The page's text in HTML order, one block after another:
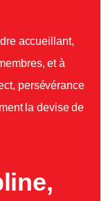
accueillant,
et à
persévérance
la devise de